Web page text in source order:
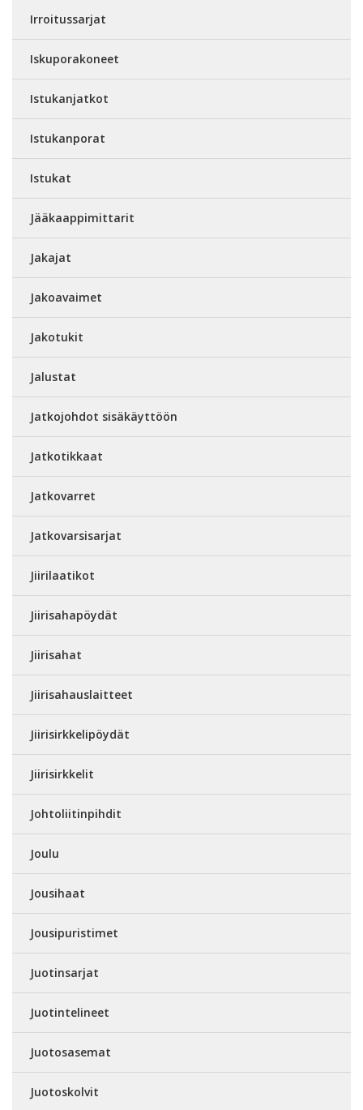
Irroitussarjat
Iskuporakoneet
Istukanjatkot
Istukanporat
Istukat
Jääkaappimittarit
Jakajat
Jakoavaimet
Jakotukit
Jalustat
Jatkojohdot sisäkäyttöön
Jatkotikkaat
Jatkovarret
Jatkovarsisarjat
Jiirilaatikot
Jiirisahapöydät
Jiirisahat
Jiirisahauslaitteet
Jiirisirkkelipöydät
Jiirisirkkelit
Johtoliitinpihdit
Joulu
Jousihaat
Jousipuristimet
Juotinsarjat
Juotintelineet
Juotosasemat
Juotoskolvit